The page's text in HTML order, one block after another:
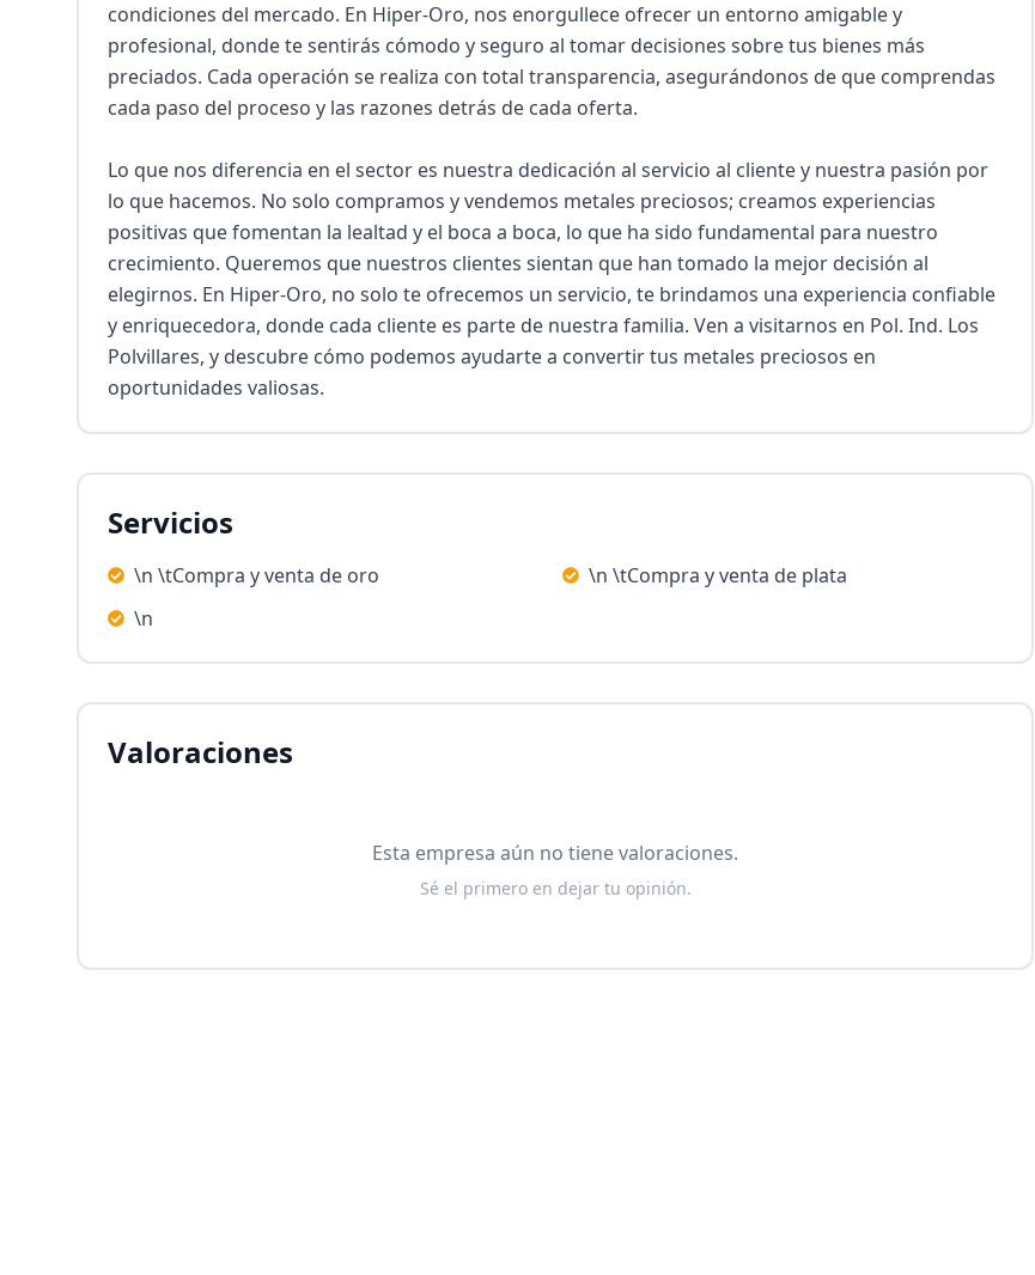
condiciones del mercado. En Hiper-Oro, nos enorgullece ofrecer un entorno amigable y
profesional, donde te sentirás cómodo y seguro al tomar decisiones sobre tus bienes más
preciados. Cada operación se realiza con total transparencia, asegurándonos de que comprendas
cada paso del proceso y las razones detrás de cada oferta.
Lo que nos diferencia en el sector es nuestra dedicación al servicio al cliente y nuestra pasión por
lo que hacemos. No solo compramos y vendemos metales preciosos; creamos experiencias
positivas que fomentan la lealtad y el boca a boca, lo que ha sido fundamental para nuestro
crecimiento. Queremos que nuestros clientes sientan que han tomado la mejor decisión al
elegirnos. En Hiper-Oro, no solo te ofrecemos un servicio, te brindamos una experiencia confiable
y enriquecedora, donde cada cliente es parte de nuestra familia. Ven a visitarnos en Pol. Ind. Los
Polvillares, y descubre cómo podemos ayudarte a convertir tus metales preciosos en
oportunidades valiosas.
Servicios
\n \tCompra y venta de oro
\n \tCompra y venta de plata
\n
Valoraciones
Esta empresa aún no tiene valoraciones.
Sé el primero en dejar tu opinión.